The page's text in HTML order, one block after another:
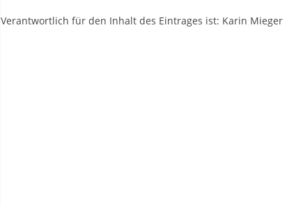
Verantwortlich für den Inhalt des Eintrages ist: Karin Mieger